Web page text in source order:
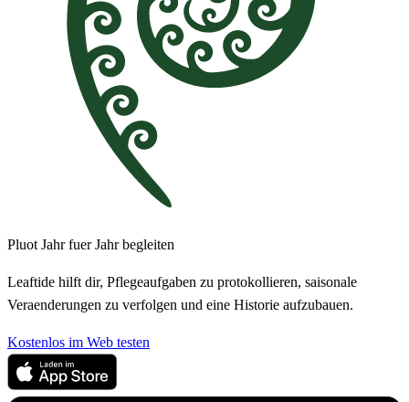
Pluot Jahr fuer Jahr begleiten
Leaftide hilft dir, Pflegeaufgaben zu protokollieren, saisonale
Veraenderungen zu verfolgen und eine Historie aufzubauen.
Kostenlos im Web testen